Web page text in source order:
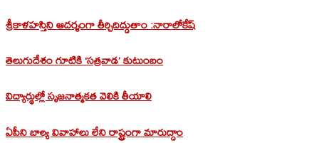
శ్రీకాళహస్తిని ఆదర్శంగా తీర్చిదిద్దుతాం :నారాలోకేష్
తెలుగుదేశం గూటికి ‘సత్రవాడ’ కుటుంబం
విద్యార్థుల్లో సృజనాత్మకత వెలికి తీయాలి
ఏపీని బాల్య వివాహాలు లేని రాష్ట్రంగా మారుద్దాం